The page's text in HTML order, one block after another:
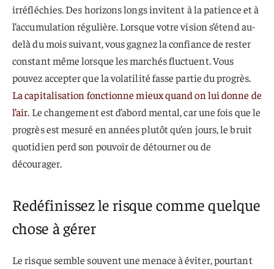
irréfléchies. Des horizons longs invitent à la patience et à
l’accumulation régulière. Lorsque votre vision s’étend au-
delà du mois suivant, vous gagnez la confiance de rester
constant même lorsque les marchés fluctuent. Vous
pouvez accepter que la volatilité fasse partie du progrès.
La capitalisation fonctionne mieux quand on lui donne de
l’air. Le changement est d’abord mental, car une fois que le
progrès est mesuré en années plutôt qu’en jours, le bruit
quotidien perd son pouvoir de détourner ou de
décourager.
Redéfinissez le risque comme quelque
chose à gérer
Le risque semble souvent une menace à éviter, pourtant